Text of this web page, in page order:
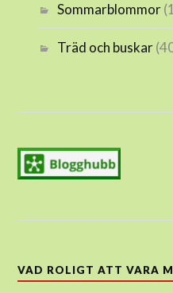
Sommarblommor
Träd och buskar
VAD ROLIGT ATT VARA